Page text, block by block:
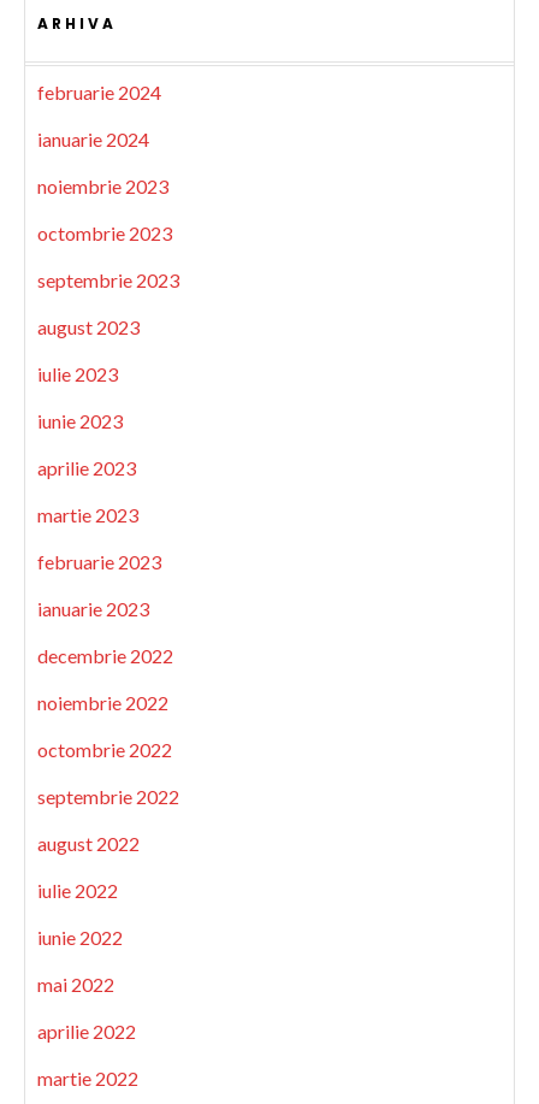
ARHIVA
februarie 2024
ianuarie 2024
noiembrie 2023
octombrie 2023
septembrie 2023
august 2023
iulie 2023
iunie 2023
aprilie 2023
martie 2023
februarie 2023
ianuarie 2023
decembrie 2022
noiembrie 2022
octombrie 2022
septembrie 2022
august 2022
iulie 2022
iunie 2022
mai 2022
aprilie 2022
martie 2022